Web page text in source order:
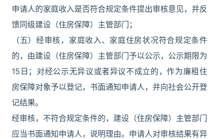
申请人的家庭收入是否符合规定条件提出审核意见，并反
馈同级建设（住房保障）主管部门；
（五）经审核，家庭收入、家庭住房状况符合规定条件
的，由建设（住房保障）主管部门予以公示，公示期限为
15日；对经公示无异议或者异议不成立的，作为廉租住
房保障对象予以登记，书面通知申请人，并向社会公开登
记结果。
经审核，不符合规定条件的，建设（住房保障）主管部门
应当书面通知申请人，说明理由。申请人对审核结果有异